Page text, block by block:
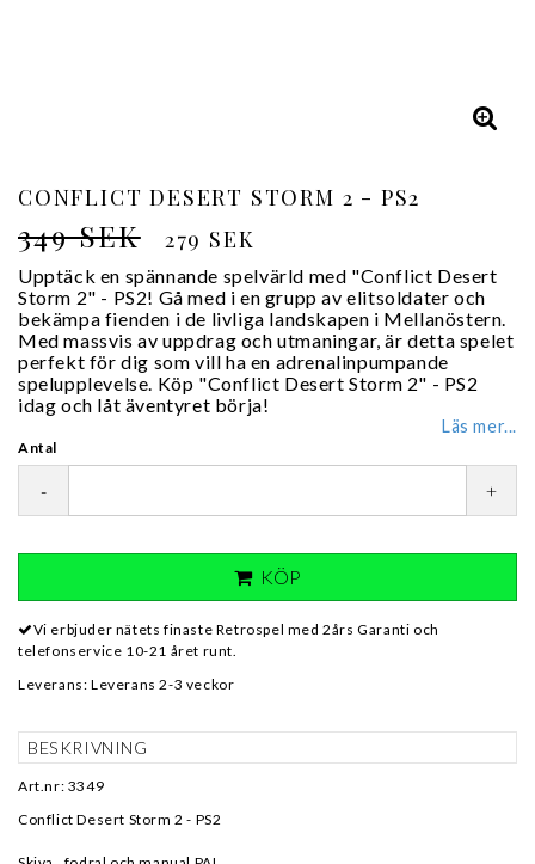
CONFLICT DESERT STORM 2 - PS2
349 SEK 279 SEK
Upptäck en spännande spelvärld med "Conflict Desert
Storm 2" - PS2! Gå med i en grupp av elitsoldater och
bekämpa fienden i de livliga landskapen i Mellanöstern.
Med massvis av uppdrag och utmaningar, är detta spelet
perfekt för dig som vill ha en adrenalinpumpande
spelupplevelse. Köp "Conflict Desert Storm 2" - PS2
idag och låt äventyret börja!
Läs mer...
Antal
- +
KÖP
Vi erbjuder nätets finaste Retrospel med 2års Garanti och
telefonservice 10-21 året runt.
Leverans: Leverans 2-3 veckor
BESKRIVNING
Art.nr: 3349
Conflict Desert Storm 2 - PS2